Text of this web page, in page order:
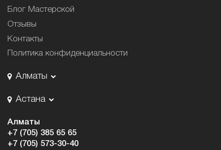
Блог Мастерской
Отзывы
Контакты
Политика конфиденциальности
Алматы
Астана
Алматы
+7 (705) 385 65 65
+7 (705) 573-30-40